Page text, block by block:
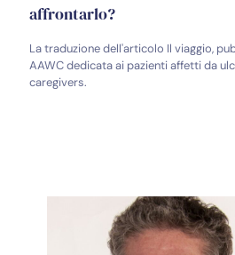
affrontarlo?
La traduzione dell'articolo Il viaggio,
AAWC dedicata ai pazienti affetti da
caregivers.